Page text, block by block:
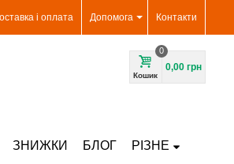
Контакти
Допомога
і оплата
Кошик
0
0,00 грн
ЗНИЖКИ БЛОГ РІЗНЕ